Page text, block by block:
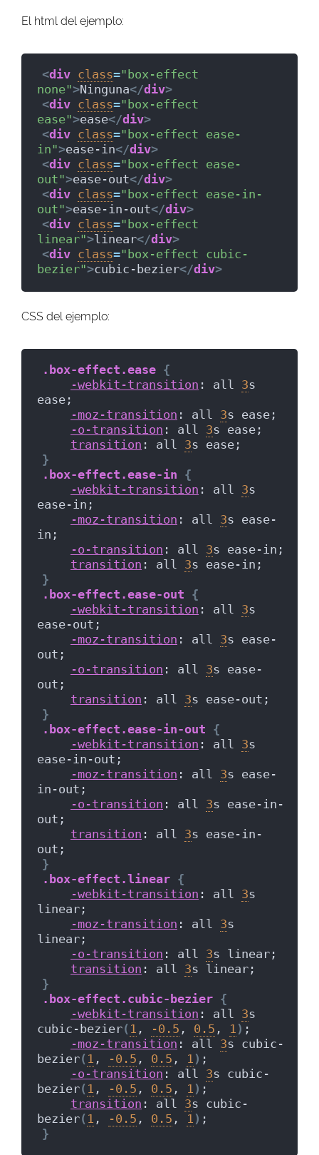
El html del ejemplo:
<div class="box-effect
none">Ninguna</div>
<div class="box-effect
ease">ease</div>
<div class="box-effect ease-
in">ease-in</div>
<div class="box-effect ease-
out">ease-out</div>
<div class="box-effect ease-in-
out">ease-in-out</div>
<div class="box-effect
linear">linear</div>
<div class="box-effect cubic-
bezier">cubic-bezier</div>
CSS del ejemplo:
.box-effect .ease {
-webkit-transition : all 3s
ease;
-moz-transition : all 3s ease;
-o-transition : all 3s ease;
transition : all 3s ease;
}
.box-effect .ease-in {
-webkit-transition : all 3s
ease-in;
-moz-transition : all 3s ease-
in;
-o-transition : all 3s ease-in;
transition : all 3s ease-in;
}
.box-effect .ease-out {
-webkit-transition : all 3s
ease-out;
-moz-transition : all 3s ease-
out;
-o-transition : all 3s ease-
out;
transition : all 3s ease-out;
}
.box-effect .ease-in-out {
-webkit-transition : all 3s
ease-in-out;
-moz-transition : all 3s ease-
in-out;
-o-transition : all 3s ease-in-
out;
transition : all 3s ease-in-
out;
}
.box-effect .linear {
-webkit-transition : all 3s
linear;
-moz-transition : all 3s
linear;
-o-transition : all 3s linear;
transition : all 3s linear;
}
.box-effect .cubic-bezier {
-webkit-transition : all 3s
cubic-bezier( 1 , -0.5 , 0.5 , 1 ) ;
-moz-transition : all 3s cubic-
bezier( 1 , -0.5 , 0.5 , 1 ) ;
-o-transition : all 3s cubic-
bezier( 1 , -0.5 , 0.5 , 1 ) ;
transition : all 3s cubic-
bezier( 1 , -0.5 , 0.5 , 1 ) ;
}